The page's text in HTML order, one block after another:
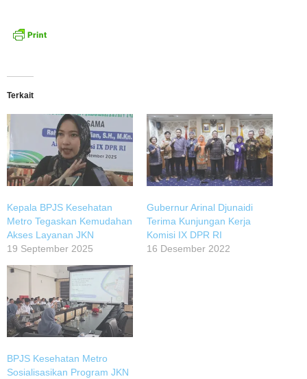
Terkait
Kepala BPJS Kesehatan
Metro Tegaskan Kemudahan
Akses Layanan JKN
19 September 2025
Gubernur Arinal Djunaidi
Terima Kunjungan Kerja
Komisi IX DPR RI
16 Desember 2022
BPJS Kesehatan Metro
Sosialisasikan Program JKN